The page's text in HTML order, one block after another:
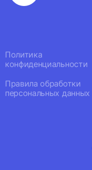
Политика
конфиденциальности
Правила обработки
персональных данных